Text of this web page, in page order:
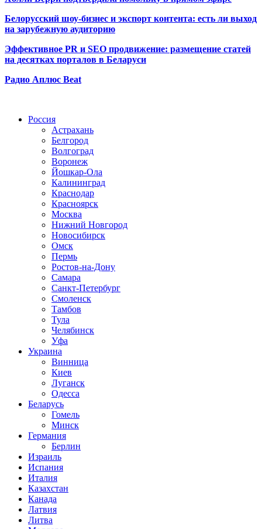
Белорусский шоу-бизнес и экспорт контента: есть ли выход
на зарубежную аудиторию
Эффективное PR и SEO продвижение: размещение статей
на десятках порталов в Беларуси
Радио Аплюс Beat
Россия
Астрахань
Белгород
Волгоград
Воронеж
Йошкар-Ола
Калининград
Краснодар
Красноярск
Москва
Нижний Новгород
Новосибирск
Омск
Пермь
Ростов-на-Дону
Самара
Санкт-Петербург
Смоленск
Тамбов
Тула
Челябинск
Уфа
Украина
Винница
Киев
Луганск
Одесса
Беларусь
Гомель
Минск
Германия
Берлин
Израиль
Испания
Италия
Казахстан
Канада
Латвия
Литва